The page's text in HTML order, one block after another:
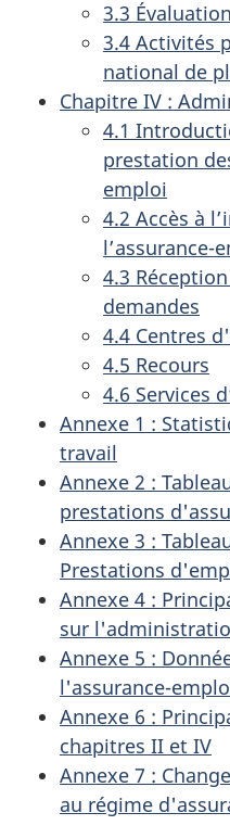
3.3
3.4 Activités
national de
Chapitre IV :
4.1
prestation
emploi
4.2 Accès à
l’assurance-
4.3
demandes
4.4 Centres
4.5 Recours
4.6 Services
Annexe 1 :
travail
Annexe 2 :
prestations
Annexe 3 :
Prestations
Annexe 4 :
sur
Annexe 5 :
l'assurance-
Annexe 6 :
chapitres II et IV
Annexe 7 :
au régime